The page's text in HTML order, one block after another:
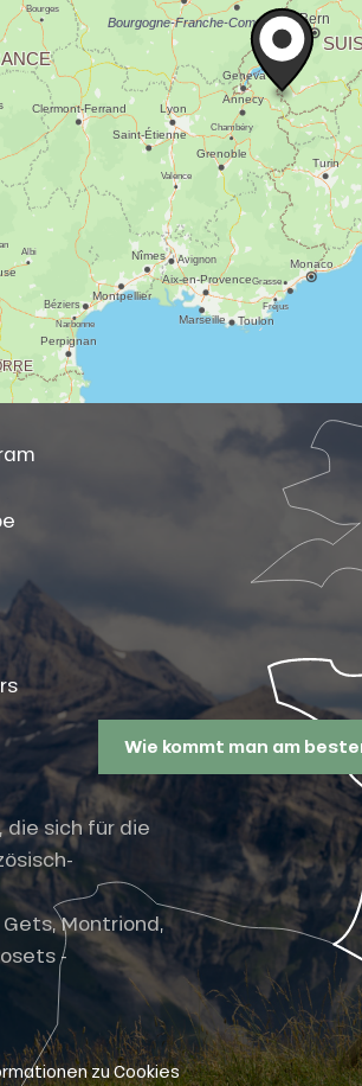
die sich für die
Montriond,
-
zu Cookies
Wie kommt man am